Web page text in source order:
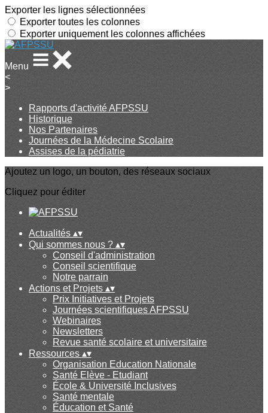
Exporter les lignes sélectionnées
Exporter toutes les colonnes
Exporter uniquement les colonnes affichées
Menu
<
>
Rapports d'activité AFPSSU
Historique
Nos Partenaires
Journées de la Médecine Scolaire
Assises de la pédiatrie
Ajoutez un logo, un bouton, des réseaux sociaux
Cliquez pour éditer
Actualités ▴▾
Qui sommes nous ? ▴▾
Conseil d'administration
Conseil scientifique
Notre parrain
Actions et Projets ▴▾
Prix Initiatives et Projets
Journées scientifiques AFPSSU
Webinaires
Newsletters
Revue santé scolaire et universitaire
Ressources ▴▾
Organisation Education Nationale
Santé Elève - Etudiant
École & Université Inclusives
Santé mentale
Éducation et Santé